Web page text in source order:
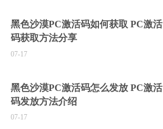
黑色沙漠PC激活码如何获取 PC激活
码获取方法分享
07-17
黑色沙漠PC激活码怎么发放 PC激活
码发放方法介绍
07-17